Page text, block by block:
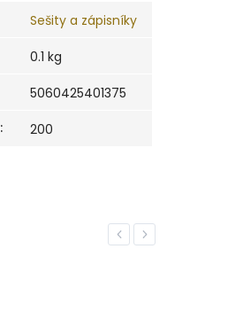
Sešity a zápisníky
0.1 kg
5060425401375
: 200
Previous
Next